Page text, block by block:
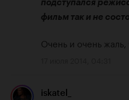
подступался
фильм так и не
Очень и очень
iskatel_